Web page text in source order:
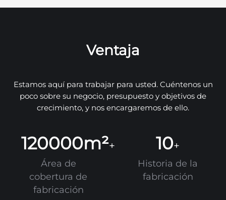
Ventaja
Estamos aquí para trabajar para usted. Cuéntenos un
poco sobre su negocio, presupuesto y objetivos de
crecimiento, y nos encargaremos de ello.
120000m²+
Área de
cobertura de
fabricación
10+
Historia de la
fabricación